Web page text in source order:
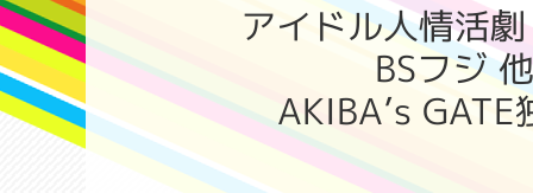
アイドル人情活
BSフジ
AKIBA’s